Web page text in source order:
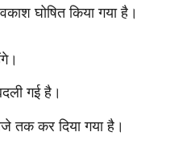
घोषित किया गया है।
गई है।
तक कर दिया गया है।